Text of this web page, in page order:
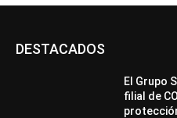
DESTACADOS
El Grupo
filial de